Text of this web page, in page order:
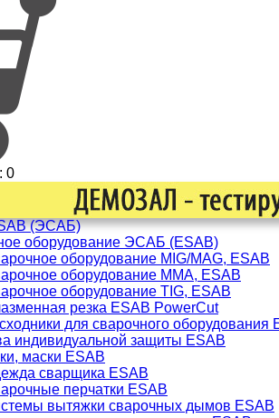
0
(ЭСАБ)
оборудование ЭСАБ (ESAB)
оборудование MIG/MAG, ESAB
оборудование ММА, ESAB
оборудование TIG, ESAB
резка ESAB PowerCut
для сварочного оборудования
индивидуальной защиты ESAB
маски ESAB
сварщика ESAB
перчатки ESAB
вытяжки сварочных дымов ESAB